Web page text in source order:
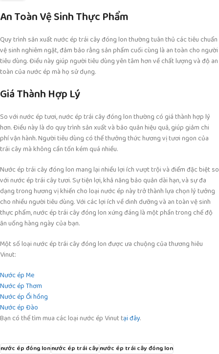
An Toàn Vệ Sinh Thực Phẩm
Quy trình sản xuất nước ép trái cây đóng lon thường tuân thủ các tiêu chuẩn
vệ sinh nghiêm ngặt, đảm bảo rằng sản phẩm cuối cùng là an toàn cho người
tiêu dùng. Điều này giúp người tiêu dùng yên tâm hơn về chất lượng và độ an
toàn của nước ép mà họ sử dụng.
Giá Thành Hợp Lý
So với nước ép tươi, nước ép trái cây đóng lon thường có giá thành hợp lý
hơn. Điều này là do quy trình sản xuất và bảo quản hiệu quả, giúp giảm chi
phí vận hành. Người tiêu dùng có thể thưởng thức hương vị tươi ngon của
trái cây mà không cần tốn kém quá nhiều.
Nước ép trái cây đóng lon mang lại nhiều lợi ích vượt trội và điểm đặc biệt so
với nước ép trái cây tươi. Sự tiện lợi, khả năng bảo quản dài hạn, và sự đa
dạng trong hương vị khiến cho loại nước ép này trở thành lựa chọn lý tưởng
cho nhiều người tiêu dùng. Với các lợi ích về dinh dưỡng và an toàn vệ sinh
thực phẩm, nước ép trái cây đóng lon xứng đáng là một phần trong chế độ
ăn uống hàng ngày của bạn.
Một số loại nước ép trái cây đóng lon được ưa chuộng của thương hiêu
Vinut:
Nước ép Me
Nước ép Thơm
Nước ép Ổi hồng
Nước ép Đào
Bạn có thể tìm mua các loại nước ép Vinut tại đây.
nước ép đóng lonnước ép trái câynước ép trái cây đóng lon